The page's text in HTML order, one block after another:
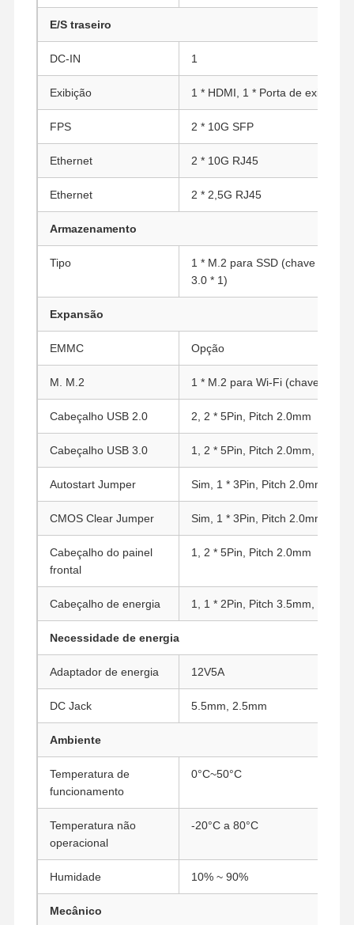
Casa
Quem
Somos
Converse
Agora
Firewall Mini PC
Mini PC industrial
PC de Montagem em Rack 1U
Mini PC para Escritório
E/S traseiro
DC-IN 1
Exibição 1 * HDMI, 1 * Porta de exibição
FPS 2 * 10G SFP
Ethernet 2 * 10G RJ45
Ethernet 2 * 2,5G RJ45
Armazenamento
Tipo
1 * M.2 para SSD (chave M,
3.0 * 1)
Expansão
EMMC Opção
M. M.2 1 * M.2 para Wi-Fi (chave E,
Cabeçalho USB 2.0 2, 2 * 5Pin, Pitch 2.0mm
Cabeçalho USB 3.0 1, 2 * 5Pin, Pitch 2.0mm,
Autostart Jumper Sim, 1 * 3Pin, Pitch 2.0mm
CMOS Clear Jumper Sim, 1 * 3Pin, Pitch 2.0mm
Cabeçalho do painel
frontal
1, 2 * 5Pin, Pitch 2.0mm
Cabeçalho de energia 1, 1 * 2Pin, Pitch 3.5mm,
Necessidade de energia
Adaptador de energia 12V5A
DC Jack 5.5mm, 2.5mm
Ambiente
Temperatura de
funcionamento
0°C~50°C
Temperatura não
operacional
-20°C a 80°C
Humidade 10% ~ 90%
Mecânico